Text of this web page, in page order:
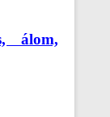
álom,